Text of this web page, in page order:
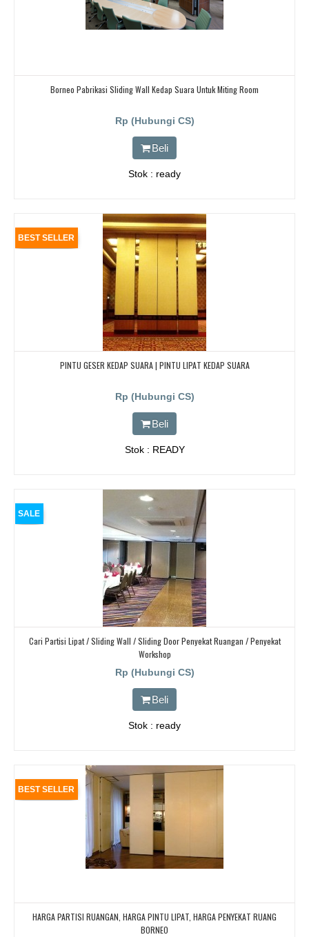
Borneo Pabrikasi Sliding Wall Kedap Suara Untuk Miting Room
Rp (Hubungi CS)
Beli
Stok : ready
BEST SELLER
PINTU GESER KEDAP SUARA | PINTU LIPAT KEDAP SUARA
Rp (Hubungi CS)
Beli
Stok : READY
SALE
Cari Partisi Lipat / Sliding Wall / Sliding Door Penyekat Ruangan / Penyekat
Workshop
Rp (Hubungi CS)
Beli
Stok : ready
BEST SELLER
HARGA PARTISI RUANGAN, HARGA PINTU LIPAT, HARGA PENYEKAT RUANG
BORNEO